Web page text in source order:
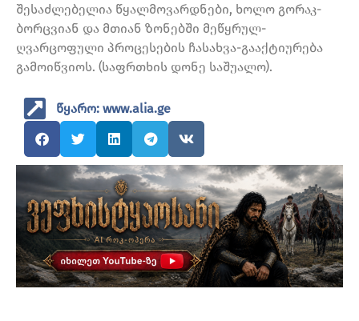
შესაძლებელია წყალმოვარდნები, ხოლო გორაკ-
ბორცვიან და მთიან ზონებში მეწყრულ-
ღვარცოფული პროცესების ჩასახვა-გააქტიურება
გამოიწვიოს. (საფრთხის დონე საშუალო).
წყარო: www.alia.ge